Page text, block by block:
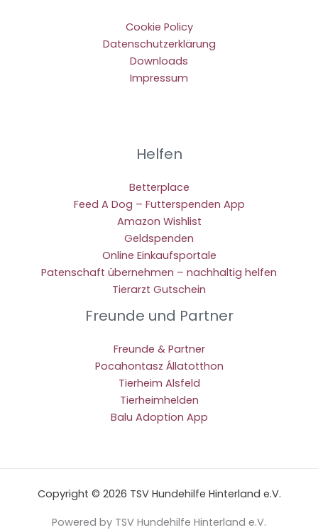
Cookie Policy
Datenschutzerklärung
Downloads
Impressum
Helfen
Betterplace
Feed A Dog – Futterspenden App
Amazon Wishlist
Geldspenden
Online Einkaufsportale
Patenschaft übernehmen – nachhaltig helfen
Tierarzt Gutschein
Freunde und Partner
Freunde & Partner
Pocahontasz Állatotthon
Tierheim Alsfeld
Tierheimhelden
Balu Adoption App
Copyright © 2026 TSV Hundehilfe Hinterland e.V.
Powered by TSV Hundehilfe Hinterland e.V.